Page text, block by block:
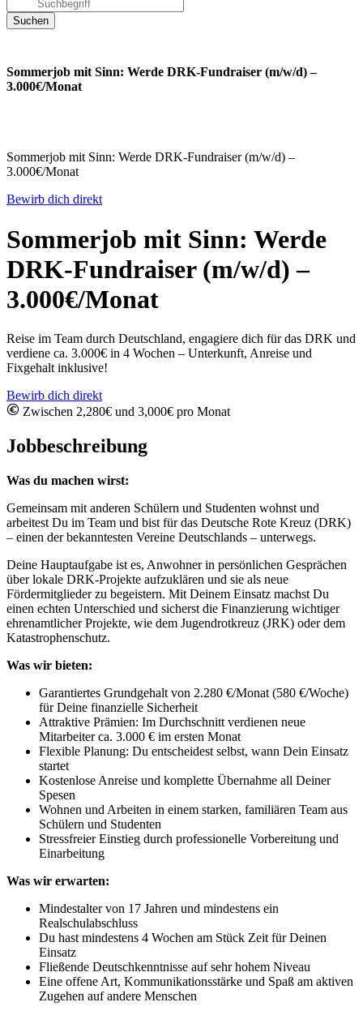
Sommerjob mit Sinn: Werde DRK-Fundraiser (m/w/d) –
3.000€/Monat
Sommerjob mit Sinn: Werde DRK-Fundraiser (m/w/d) –
3.000€/Monat
Bewirb dich direkt
Sommerjob mit Sinn: Werde
DRK-Fundraiser (m/w/d) –
3.000€/Monat
Reise im Team durch Deutschland, engagiere dich für das DRK und
verdiene ca. 3.000€ in 4 Wochen – Unterkunft, Anreise und
Fixgehalt inklusive!
Bewirb dich direkt
Zwischen 2,280€ und 3,000€ pro Monat
Jobbeschreibung
Was du machen wirst:
Gemeinsam mit anderen Schülern und Studenten wohnst und
arbeitest Du im Team und bist für das Deutsche Rote Kreuz (DRK)
– einen der bekanntesten Vereine Deutschlands – unterwegs.
Deine Hauptaufgabe ist es, Anwohner in persönlichen Gesprächen
über lokale DRK-Projekte aufzuklären und sie als neue
Fördermitglieder zu begeistern. Mit Deinem Einsatz machst Du
einen echten Unterschied und sicherst die Finanzierung wichtiger
ehrenamtlicher Projekte, wie dem Jugendrotkreuz (JRK) oder dem
Katastrophenschutz.
Was wir bieten:
Garantiertes Grundgehalt von 2.280 €/Monat (580 €/Woche)
für Deine finanzielle Sicherheit
Attraktive Prämien: Im Durchschnitt verdienen neue
Mitarbeiter ca. 3.000 € im ersten Monat
Flexible Planung: Du entscheidest selbst, wann Dein Einsatz
startet
Kostenlose Anreise und komplette Übernahme all Deiner
Spesen
Wohnen und Arbeiten in einem starken, familiären Team aus
Schülern und Studenten
Stressfreier Einstieg durch professionelle Vorbereitung und
Einarbeitung
Was wir erwarten:
Mindestalter von 17 Jahren und mindestens ein
Realschulabschluss
Du hast mindestens 4 Wochen am Stück Zeit für Deinen
Einsatz
Fließende Deutschkenntnisse auf sehr hohem Niveau
Eine offene Art, Kommunikationsstärke und Spaß am aktiven
Zugehen auf andere Menschen